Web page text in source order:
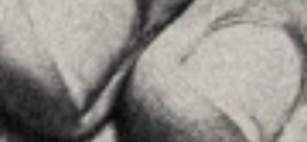
Assessorament
Insights
Contactar
SEGUEIX-NOS
Linkedin